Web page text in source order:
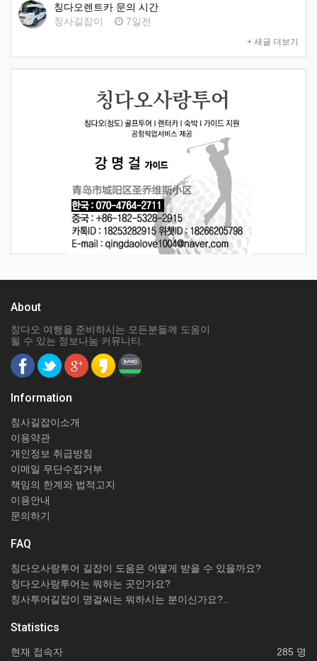
칭다오렌트카 문의 시간
칭사길잡이
7일전
+ 새글 더보기
About
칭다오 여행을 준비하시는 모든분들께 도움이
될 수 있는 정보나눔 커뮤니티.
Information
칭사길잡이소개
이용약관
개인정보 취급방침
이메일 무단수집거부
책임의 한계와 법적고지
이용안내
문의하기
FAQ
칭다오사랑투어 길잡이 도움은 어떻게 받을 수 있을까요?
칭다오사랑투어는 뭐하는 곳인가요?
칭사투어길잡이 명걸씨는 뭐하시는 분이신가요?..
Statistics
현재 접속자 285 명